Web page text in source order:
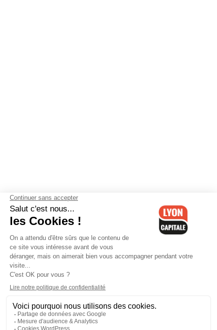
Contactez-nous-Mentions légales-CGV-Politique de
confidentialité-Gestion des cookies